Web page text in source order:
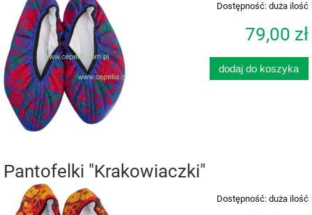
Dostępność: duża ilość
79,00 zł
dodaj do koszyka
Pantofelki "Krakowiaczki"
Dostępność: duża ilość